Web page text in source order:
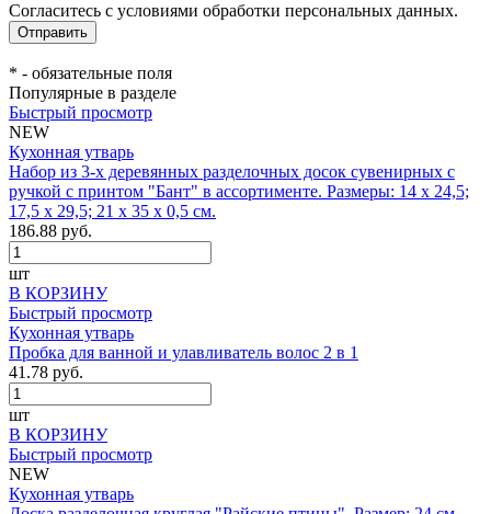
Согласитесь с условиями обработки персональных данных.
* - обязательные поля
Популярные в разделе
Быстрый просмотр
NEW
Кухонная утварь
Набор из 3-х деревянных разделочных досок сувенирных с
ручкой с принтом "Бант" в ассортименте. Размеры: 14 х 24,5;
17,5 х 29,5; 21 х 35 х 0,5 см.
186.88 руб.
шт
В КОРЗИНУ
Быстрый просмотр
Кухонная утварь
Пробка для ванной и улавливатель волос 2 в 1
41.78 руб.
шт
В КОРЗИНУ
Быстрый просмотр
NEW
Кухонная утварь